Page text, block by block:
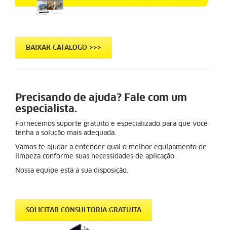
BAIXAR CATÁLOGO >>>
Precisando de ajuda? Fale com um
especialista.
Fornecemos suporte gratuito e especializado para que você
tenha a solução mais adequada.
Vamos te ajudar a entender qual o melhor equipamento de
limpeza conforme suas necessidades de aplicação.
Nossa equipe está à sua disposição.
SOLICITAR CONSULTORIA GRATUITA